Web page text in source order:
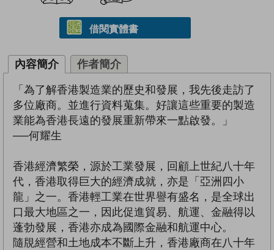
借閱實體書
內容簡介 作者簡介
「為了解香港製造業的歷史和發展，我先後走訪了
多位廠商。並進行資料蒐集。好讓這些重要的製造
業能為香港長遠的發展重新帶來一點啟發。」
──何耀生
香港經濟繁榮，源於工業發展，回顧上世紀八十年
代，香港取得巨大的經濟成就，亦是「亞洲四小
龍」之一。香港輕工業在世界譽有盛名，是全球出
口最大地區之一，因此促進貿易、航運、金融得以
蓬勃發展，香港亦成為國際金融和航運中心。
隨覑經營和土地成本不斷上升，香港廠商在八十年